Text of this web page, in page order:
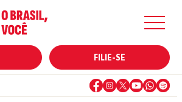
FILIE-SE